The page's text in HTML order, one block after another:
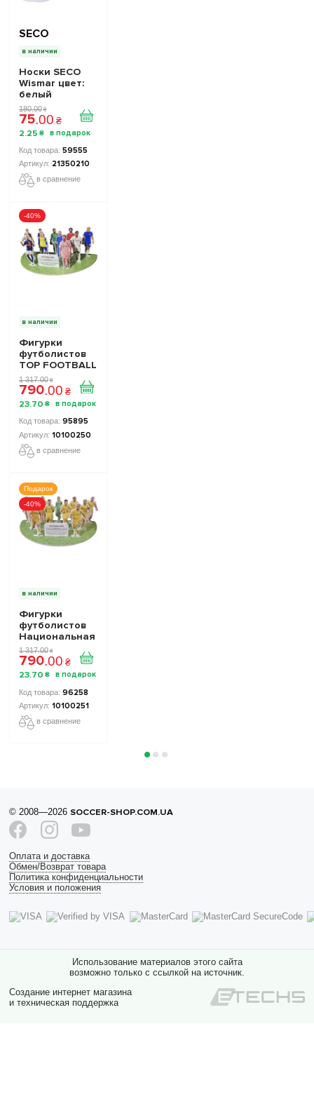
SECO
в наличии
Носки SECO
Wismar цвет:
белый
180.00 ₴
75.00 ₴
2.25 ₴
59555
21350210
в сравнение
-40%
в наличии
Фигурки
футболистов
TOP FOOTBALL
STARS - Набор
The Football
Stars
Collection 1
10100250
1 317.00 ₴
790.00 ₴
23.70 ₴
95895
10100250
в сравнение
Подарок
-40%
в наличии
Фигурки
футболистов
Национальная
Сборная
Украины TOP
FOOTBALL
STARS
Collection 2
10100251
1 317.00 ₴
790.00 ₴
23.70 ₴
96258
10100251
в сравнение
© 2008—2026 SOCCER-SHOP.COM.UA
Оплата и доставка
Обмен/Возврат товара
Политика конфиденциальности
Условия и положения
Использование материалов этого сайта
возможно только с ссылкой на источник.
Создание интернет магазина
и техническая поддержка